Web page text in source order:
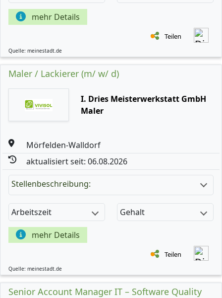
mehr Details
Teilen
Quelle: meinestadt.de
Maler / Lackierer (m/ w/ d)
I. Dries Meisterwerkstatt GmbH
Maler
Mörfelden-Walldorf
aktualisiert seit: 06.08.2026
Stellenbeschreibung:
Arbeitszeit Gehalt
mehr Details
Teilen
Quelle: meinestadt.de
Senior Account Manager IT – Software Quality